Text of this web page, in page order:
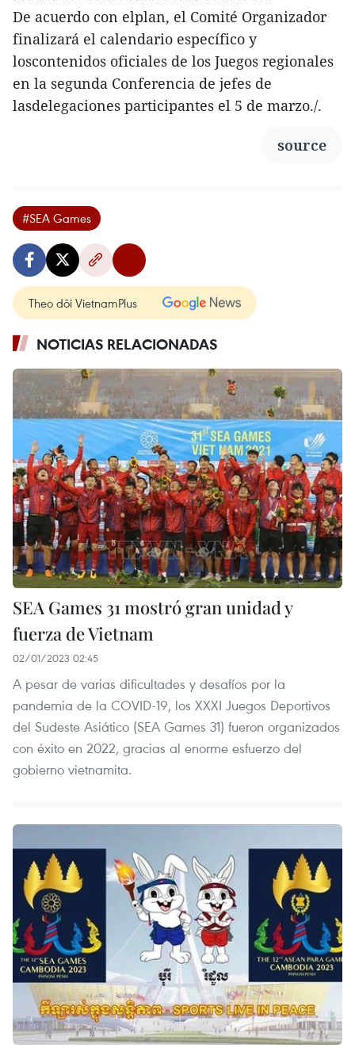
De acuerdo con elplan, el Comité Organizador
finalizará el calendario específico y
loscontenidos oficiales de los Juegos regionales
en la segunda Conferencia de jefes de
lasdelegaciones participantes el 5 de marzo./.
source
#SEA Games
Theo dõi VietnamPlus
NOTICIAS RELACIONADAS
SEA Games 31 mostró gran unidad y
fuerza de Vietnam
02/01/2023 02:45
A pesar de varias dificultades y desafíos por la
pandemia de la COVID-19, los XXXI Juegos Deportivos
del Sudeste Asiático (SEA Games 31) fueron organizados
con éxito en 2022, gracias al enorme esfuerzo del
gobierno vietnamita.